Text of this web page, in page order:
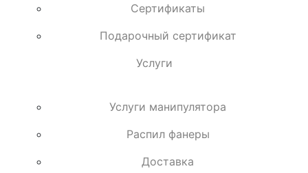
Сертификаты
Подарочный сертификат
Услуги
Услуги манипулятора
Распил фанеры
Доставка